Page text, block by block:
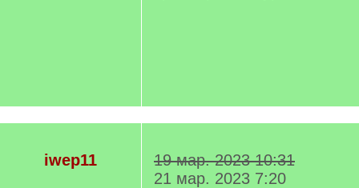
iwep11
19 мар. 2023 10:31
21 мар. 2023 7:20